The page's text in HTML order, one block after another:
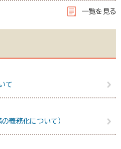
一覧を見る
て
義務化について）